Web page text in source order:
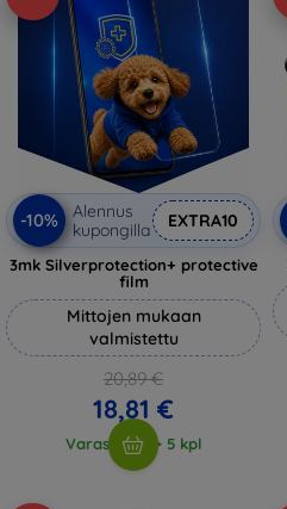
-10%
Alennus
kupongilla
EXTRA10
3mk Silverprotection+ protective
film
Mittojen mukaan
valmistettu
20,89 €
18,81 €
Varastossa > 5 kpl